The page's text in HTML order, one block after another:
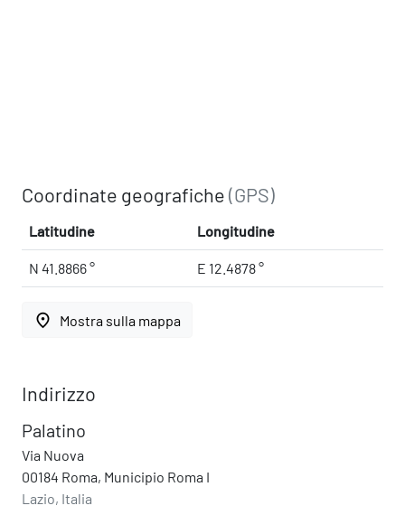
Coordinate geografiche(GPS)
Latitudine Longitudine
N 41.8866 ° E 12.4878 °
place Mostra sulla mappa
Indirizzo
Palatino
Via Nuova
00184 Roma, Municipio Roma I
Lazio, Italia